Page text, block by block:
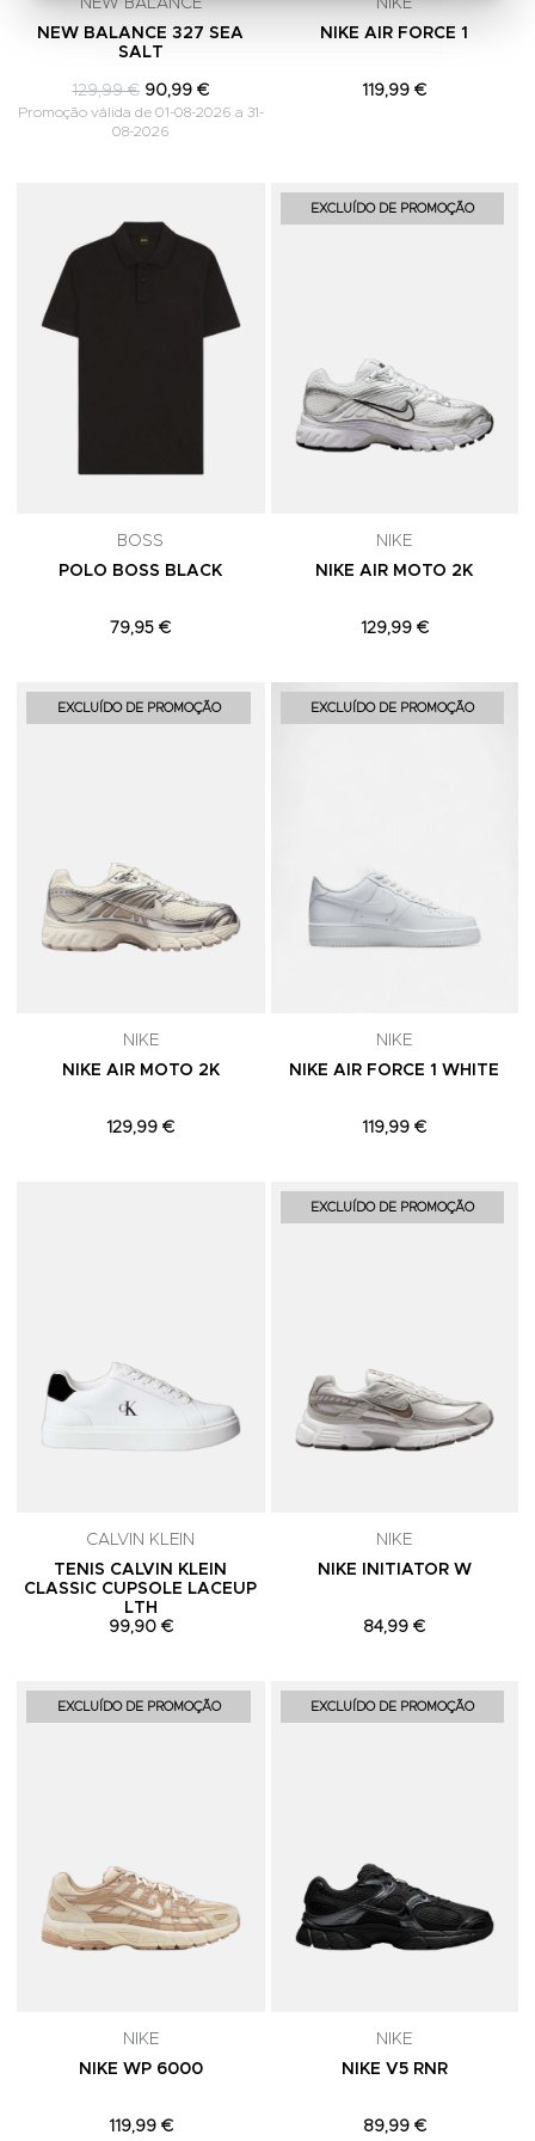
NEW BALANCE
NEW BALANCE 327 SEA
SALT
129,99 € 90,99 €
Promoção válida de 01-08-2026 a 31-
08-2026
NIKE
NIKE AIR FORCE 1
119,99 €
Adicionar aos Favoritos
BOSS
POLO BOSS BLACK
79,95 €
EXCLUÍDO DE PROMOÇÃO
NIKE
NIKE AIR MOTO 2K
129,99 €
EXCLUÍDO DE PROMOÇÃO Adicionar aos Favoritos
NIKE
NIKE AIR MOTO 2K
129,99 €
EXCLUÍDO DE PROMOÇÃO
NIKE
NIKE AIR FORCE 1 WHITE
119,99 €
Adicionar aos Favoritos
CALVIN KLEIN
TENIS CALVIN KLEIN
CLASSIC CUPSOLE LACEUP
LTH
99,90 €
EXCLUÍDO DE PROMOÇÃO
NIKE
NIKE INITIATOR W
84,99 €
EXCLUÍDO DE PROMOÇÃO Adicionar aos Favoritos
NIKE
NIKE WP 6000
119,99 €
EXCLUÍDO DE PROMOÇÃO
NIKE
NIKE V5 RNR
89,99 €